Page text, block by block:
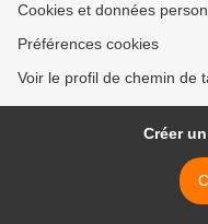
Cookies et données
Préférences cookies
Voir le profil de chemin de
Créer